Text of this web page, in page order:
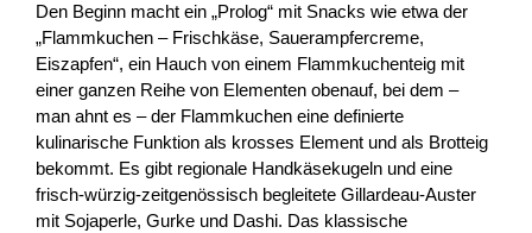
Den Beginn macht ein „Prolog“ mit Snacks wie etwa der
„Flammkuchen – Frischkäse, Sauerampfercreme,
Eiszapfen“, ein Hauch von einem Flammkuchenteig mit
einer ganzen Reihe von Elementen obenauf, bei dem –
man ahnt es – der Flammkuchen eine definierte
kulinarische Funktion als krosses Element und als Brotteig
bekommt. Es gibt regionale Handkäsekugeln und eine
frisch-würzig-zeitgenössisch begleitete Gillardeau-Auster
mit Sojaperle, Gurke und Dashi. Das klassische